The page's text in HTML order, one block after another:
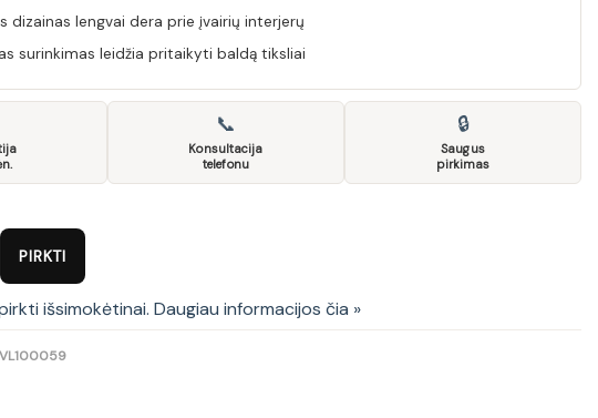
dizainas lengvai dera prie įvairių interjerų
surinkimas leidžia pritaikyti baldą tiksliai
📞
Konsultacija
telefonu
🔒
Saugus
pirkimas
praustuvei 60 cm 2 stalčiai
PIRKTI
išsimokėtinai. Daugiau informacijos čia »